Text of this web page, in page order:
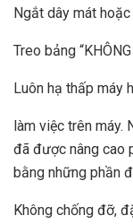
Ngắt dây mát
Treo bảng
Luôn hạ thấp máy
làm việc trên máy.
đã được nâng cao
bằng những phần
Không chống đỡ,